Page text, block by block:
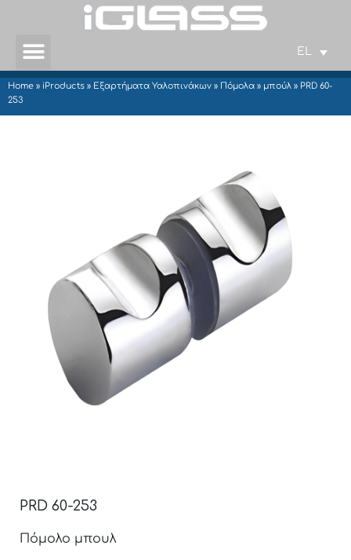
EL
Home » iProducts » Εξαρτήματα Υαλοπινάκων » Πόμολα » μπούλ » PRD 60-
253
PRD 60-253
Πόμολο μπουλ